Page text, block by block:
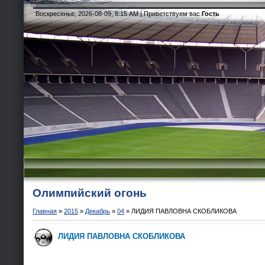
Воскресенье, 2026-08-09, 8:15 AM |Приветствуем вас Гость
Олимпийский огонь
Главная » 2015 » Декабрь » 04 » ЛИДИЯ ПАВЛОВНА СКОБЛИКОВА
ЛИДИЯ ПАВЛОВНА СКОБЛИКОВА